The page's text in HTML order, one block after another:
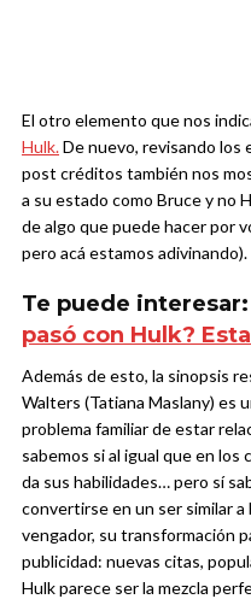
El otro elemento que nos
Hulk.De nuevo, revisando los
post créditos también nos
a su estado como Bruce y no
de algo que puede hacer por
pero acá estamos adivinando).
Te puede interesar:
pasó con Hulk?
Además de esto, la sinopsis
Walters (Tatiana Maslany) es
problema familiar de estar
sabemos si al igual que en
da sus habilidades… pero sí
convertirse en un ser similar a
vengador, su transformación
publicidad: nuevas citas,
Hulk parece ser la mezcla